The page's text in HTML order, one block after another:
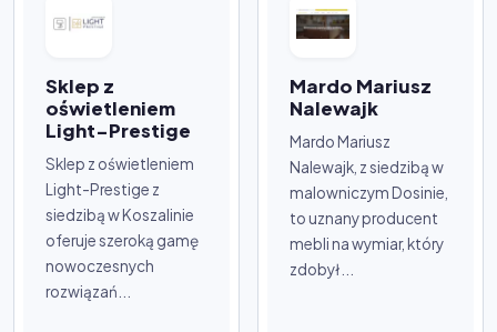
Sklep z
oświetleniem
Light-Prestige
Sklep z oświetleniem
Light-Prestige z
siedzibą w Koszalinie
oferuje szeroką gamę
nowoczesnych
rozwiązań...
Mardo Mariusz
Nalewajk
Mardo Mariusz
Nalewajk, z siedzibą w
malowniczym Dosinie,
to uznany producent
mebli na wymiar, który
zdobył...